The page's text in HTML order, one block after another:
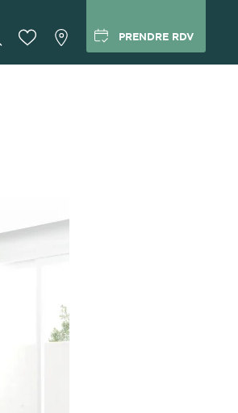
PRENDRE RDV